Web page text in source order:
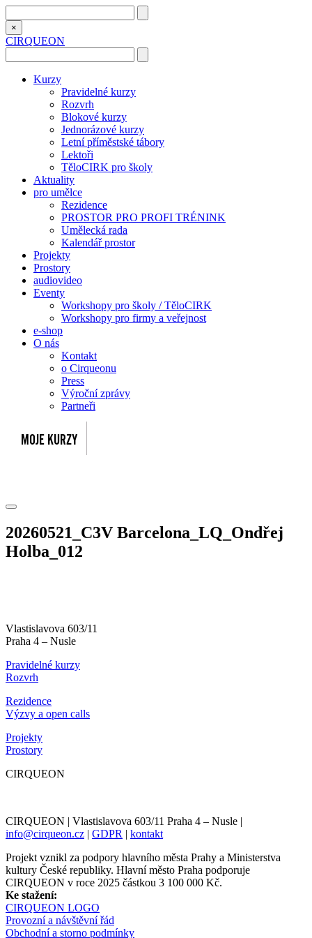
×
CIRQUEON
Kurzy
Pravidelné kurzy
Rozvrh
Blokové kurzy
Jednorázové kurzy
Letní příměstské tábory
Lektoři
TěloCIRK pro školy
Aktuality
pro umělce
Rezidence
PROSTOR PRO PROFI TRÉNINK
Umělecká rada
Kalendář prostor
Projekty
Prostory
audiovideo
Eventy
Workshopy pro školy / TěloCIRK
Workshopy pro firmy a veřejnost
e-shop
O nás
Kontakt
o Cirqueonu
Press
Výroční zprávy
Partneři
20260521_C3V Barcelona_LQ_Ondřej
Holba_012
Vlastislavova 603/11
Praha 4 – Nusle
Pravidelné kurzy
Rozvrh
Rezidence
Výzvy a open calls
Projekty
Prostory
CIRQUEON
CIRQUEON | Vlastislavova 603/11 Praha 4 – Nusle |
info@cirqueon.cz | GDPR | kontakt
Projekt vznikl za podpory hlavního města Prahy a Ministerstva
kultury České republiky. Hlavní město Praha podporuje
CIRQUEON v roce 2025 částkou 3 100 000 Kč.
Ke stažení:
CIRQUEON LOGO
Provozní a návštěvní řád
Obchodní a storno podmínky